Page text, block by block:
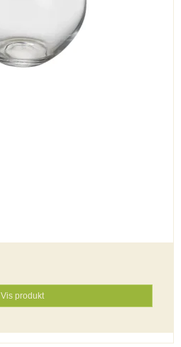
Vis produkt